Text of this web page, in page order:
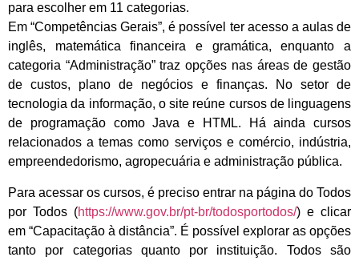
para escolher em 11 categorias.
Em “Competências Gerais”, é possível ter acesso a aulas de
inglês, matemática financeira e gramática, enquanto a
categoria “Administração” traz opções nas áreas de gestão
de custos, plano de negócios e finanças. No setor de
tecnologia da informação, o site reúne cursos de linguagens
de programação como Java e HTML. Há ainda cursos
relacionados a temas como serviços e comércio, indústria,
empreendedorismo, agropecuária e administração pública.
Para acessar os cursos, é preciso entrar na página do Todos
por Todos (https://www.gov.br/pt-br/todosportodos/) e clicar
em “Capacitação à distância”. É possível explorar as opções
tanto por categorias quanto por instituição. Todos são